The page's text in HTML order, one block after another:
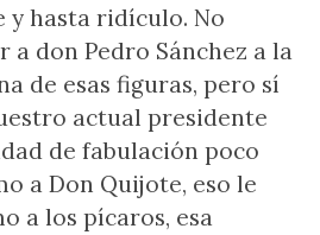
y hasta ridículo. No
don Pedro Sánchez a la
de esas figuras, pero sí
actual presidente
de fabulación poco
a Don Quijote, eso le
a los pícaros, esa